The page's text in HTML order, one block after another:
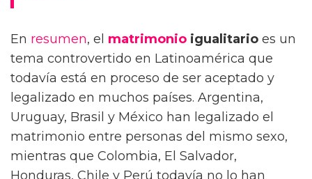
En resumen, el matrimonio igualitario es un
tema controvertido en Latinoamérica que
todavía está en proceso de ser aceptado y
legalizado en muchos países. Argentina,
Uruguay, Brasil y México han legalizado el
matrimonio entre personas del mismo sexo,
mientras que Colombia, El Salvador,
Honduras, Chile y Perú todavía no lo han